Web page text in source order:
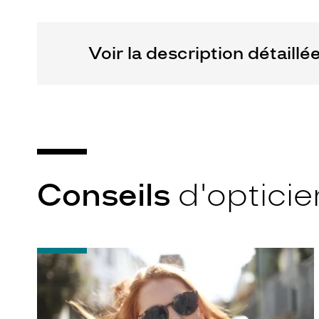
Voir la description
Conseils
-
Notice
d'utilisation
votre